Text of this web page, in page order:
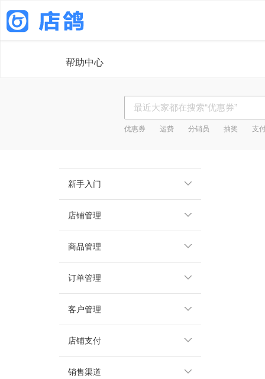
帮助中心
优惠券 运费 分销员 抽奖 支
新手入门
店铺管理
商品管理
订单管理
客户管理
店铺支付
销售渠道